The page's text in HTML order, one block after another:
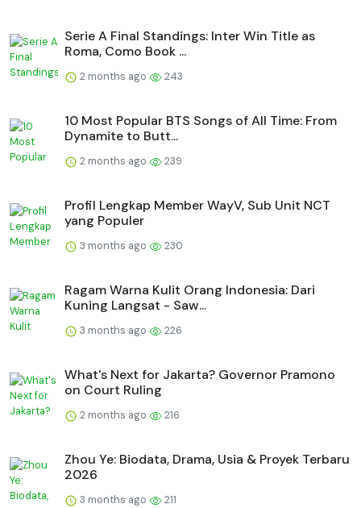
Serie A Final Standings: Inter Win Title as
Roma, Como Book ...
2 months ago 243
10 Most Popular BTS Songs of All Time: From
Dynamite to Butt...
2 months ago 239
Profil Lengkap Member WayV, Sub Unit NCT
yang Populer
3 months ago 230
Ragam Warna Kulit Orang Indonesia: Dari
Kuning Langsat - Saw...
3 months ago 226
What's Next for Jakarta? Governor Pramono
on Court Ruling
2 months ago 216
Zhou Ye: Biodata, Drama, Usia & Proyek Terbaru
2026
3 months ago 211